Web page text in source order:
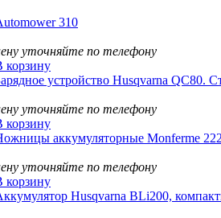
310
уточняйте по телефону
корзину
устройство Husqvarna QC80.
уточняйте по телефону
корзину
аккумуляторные Monferme
уточняйте по телефону
корзину
Husqvarna BLi200,